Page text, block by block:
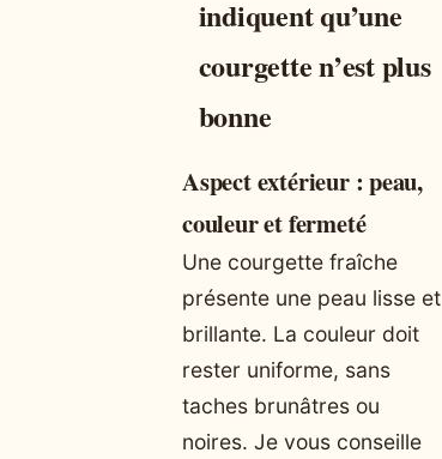
indiquent qu’une
courgette n’est plus
bonne
Aspect extérieur : peau,
couleur et fermeté
Une courgette fraîche
présente une peau lisse et
brillante. La couleur doit
rester uniforme, sans
taches brunâtres ou
noires. Je vous conseille